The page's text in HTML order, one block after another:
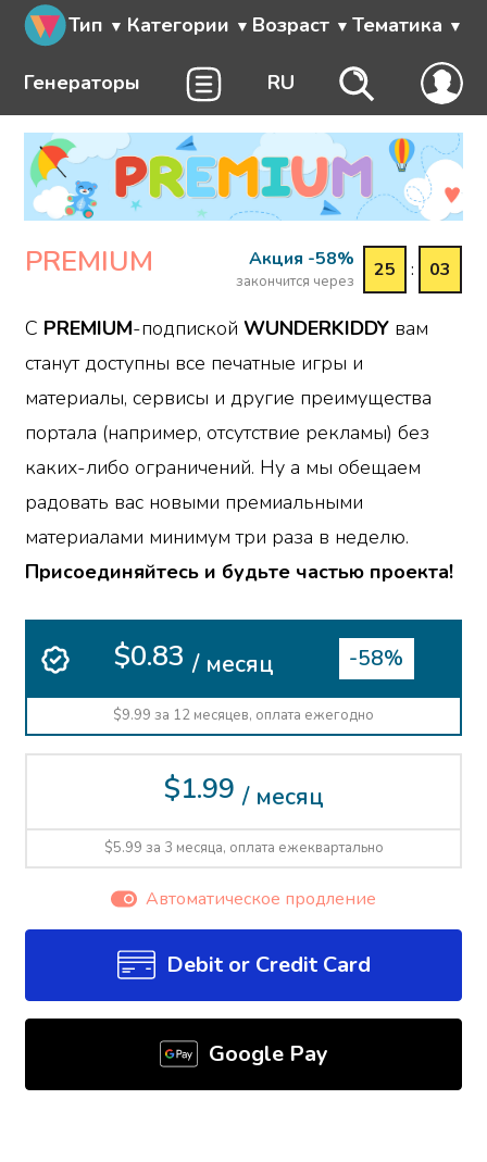
Тип Категории Возраст Тематика
Генераторы RU
PREMIUM Акция -58%
закончится через
25 : 03
С PREMIUM-подпиской WUNDERKIDDY вам
станут доступны все печатные игры и
материалы, сервисы и другие преимущества
портала (например, отсутствие рекламы) без
каких-либо ограничений. Ну а мы обещаем
радовать вас новыми премиальными
материалами минимум три раза в неделю.
Присоединяйтесь и будьте частью проекта!
$0.83 / месяц -58%
$9.99 за 12 месяцев, оплата ежегодно
$1.99 / месяц
$5.99 за 3 месяца, оплата ежеквартально
Автоматическое продление
Debit or Credit Card
Google Pay